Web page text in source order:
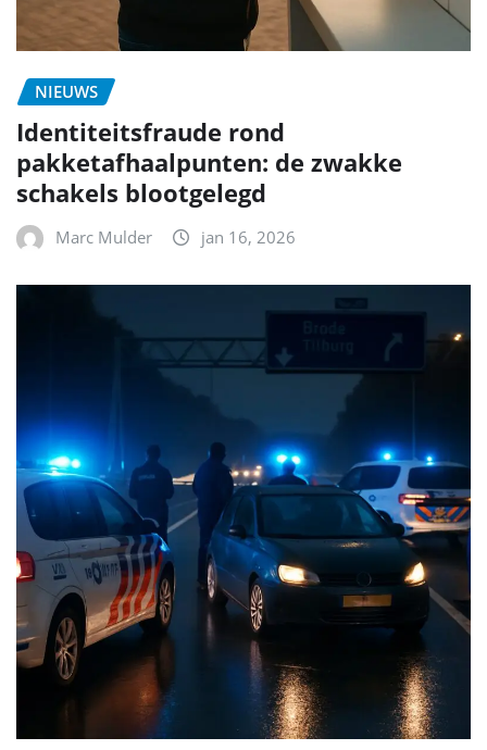
NIEUWS
Identiteitsfraude rond
pakketafhaalpunten: de zwakke
schakels blootgelegd
Marc Mulder jan 16, 2026